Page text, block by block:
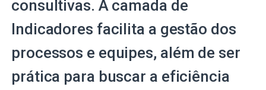
consultivas. A camada de
Indicadores facilita a gestão dos
processos e equipes, além de ser
prática para buscar a eficiência